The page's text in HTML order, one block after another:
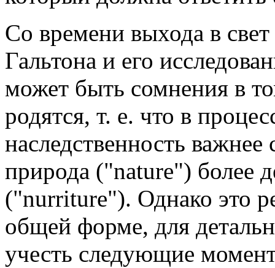
Со времени выхода в
Гальтона и его
может быть сомнения в
родятся, т. е. что в
наследственность
природа ("nature") более
("nurriture"). Однако это
общей форме, для
учесть следующие